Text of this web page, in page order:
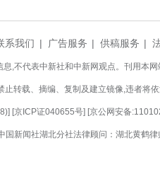
技成果转化与投资孵
已投资多个项目。以
创业最鲜活的印记